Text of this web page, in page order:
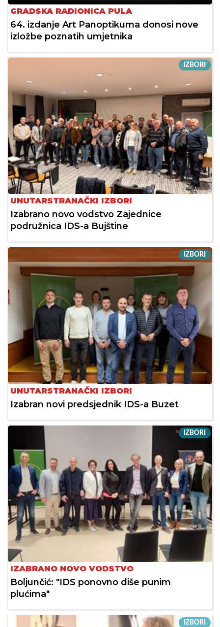
GRADSKA RADIONICA PULA
64. izdanje Art Panoptikuma donosi nove
izložbe poznatih umjetnika
IZBORI
UNUTARSTRANAČKI IZBORI
Izabrano novo vodstvo Zajednice
podružnica IDS-a Bujštine
IZBORI
UNUTARSTRANAČKI IZBORI
Izabran novi predsjednik IDS-a Buzet
IZBORI
IZABRANO NOVO VODSTVO
Boljunčić: "IDS ponovno diše punim
plućima"
IZBORI